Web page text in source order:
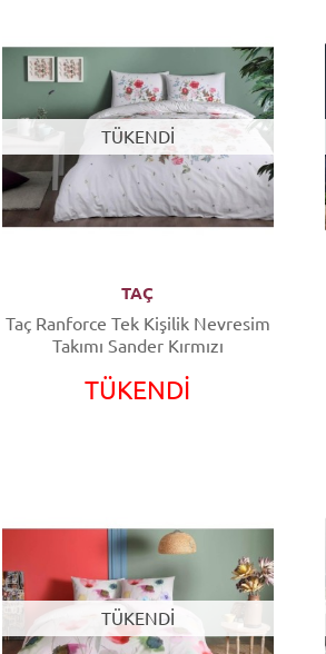
TÜKENDİ
TAÇ
Taç Ranforce Tek Kişilik Nevresim
Takımı Sander Kırmızı
TÜKENDİ
TÜKENDİ